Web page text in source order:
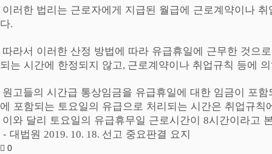
이러한 법리는 근로자에게 지급된 월급에 근로계약이나
다.
따라서 이러한 산정 방법에 따라 유급휴일에 근무한 것으
되는 시간에 한정되지 않고, 근로계약이나 취업규칙 등에
원고들의 시간급 통상임금을 유급휴일에 대한 임금이 포
에 포함되는 토요일의 유급으로 처리되는 시간은 취업규칙
이와 달리 토요일의 유급휴무일 근로시간이 8시간이라고
- 대법원 2019. 10. 18. 선고 중요판결 요지
0